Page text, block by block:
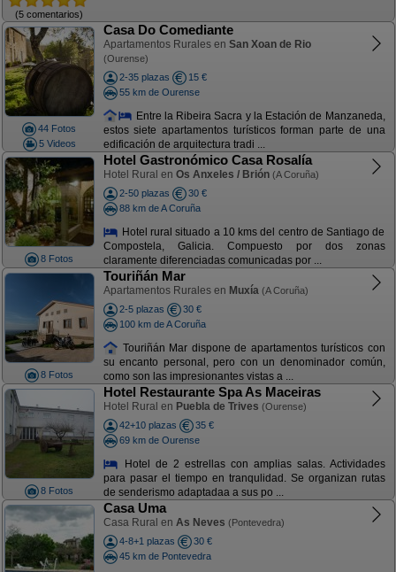
(5 comentarios)
44 Fotos
5 Videos
Casa Do Comediante
Apartamentos Rurales en San Xoan de Rio
(Ourense)
2-35 plazas
15 €
55 km de Ourense
Entre la Ribeira Sacra y la Estación de Manzaneda,
estos siete apartamentos turísticos forman parte de una
edificación de arquitectura tradi ...
8 Fotos
Hotel Gastronómico Casa Rosalía
Hotel Rural en Os Anxeles / Brión (A Coruña)
2-50 plazas
30 €
88 km de A Coruña
Hotel rural situado a 10 kms del centro de Santiago de
Compostela, Galicia. Compuesto por dos zonas
claramente diferenciadas comunicadas por ...
8 Fotos
Touriñán Mar
Apartamentos Rurales en Muxía (A Coruña)
2-5 plazas
30 €
100 km de A Coruña
Touriñán Mar dispone de apartamentos turísticos con
su encanto personal, pero con un denominador común,
como son las impresionantes vistas a ...
8 Fotos
Hotel Restaurante Spa As Maceiras
Hotel Rural en Puebla de Trives (Ourense)
42+10 plazas
35 €
69 km de Ourense
Hotel de 2 estrellas con amplias salas. Actividades
para pasar el tiempo en tranqulidad. Se organizan rutas
de senderismo adaptadaa a sus po ...
Casa Uma
Casa Rural en As Neves (Pontevedra)
4-8+1 plazas
30 €
45 km de Pontevedra